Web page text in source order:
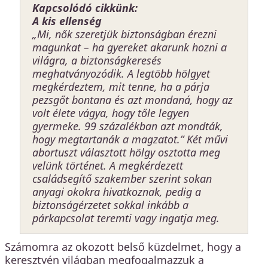
Kapcsolódó cikkünk:
A kis ellenség
„Mi, nők szeretjük biztonságban érezni
magunkat – ha gyereket akarunk hozni a
világra, a biztonságkeresés
meghatványozódik. A legtöbb hölgyet
megkérdeztem, mit tenne, ha a párja
pezsgőt bontana és azt mondaná, hogy az
volt élete vágya, hogy tőle legyen
gyermeke. 99 százalékban azt mondták,
hogy megtartanák a magzatot.” Két művi
abortuszt választott hölgy osztotta meg
velünk történet. A megkérdezett
családsegítő szakember szerint sokan
anyagi okokra hivatkoznak, pedig a
biztonságérzetet sokkal inkább a
párkapcsolat teremti vagy ingatja meg.
Számomra az okozott belső küzdelmet, hogy a
keresztyén világban megfogalmazzuk a